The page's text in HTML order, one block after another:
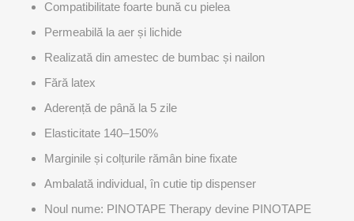
Compatibilitate foarte bună cu pielea
Permeabilă la aer și lichide
Realizată din amestec de bumbac și nailon
Fără latex
Aderență de până la 5 zile
Elasticitate 140–150%
Marginile și colțurile rămân bine fixate
Ambalată individual, în cutie tip dispenser
Noul nume: PINOTAPE Therapy devine PINOTAPE